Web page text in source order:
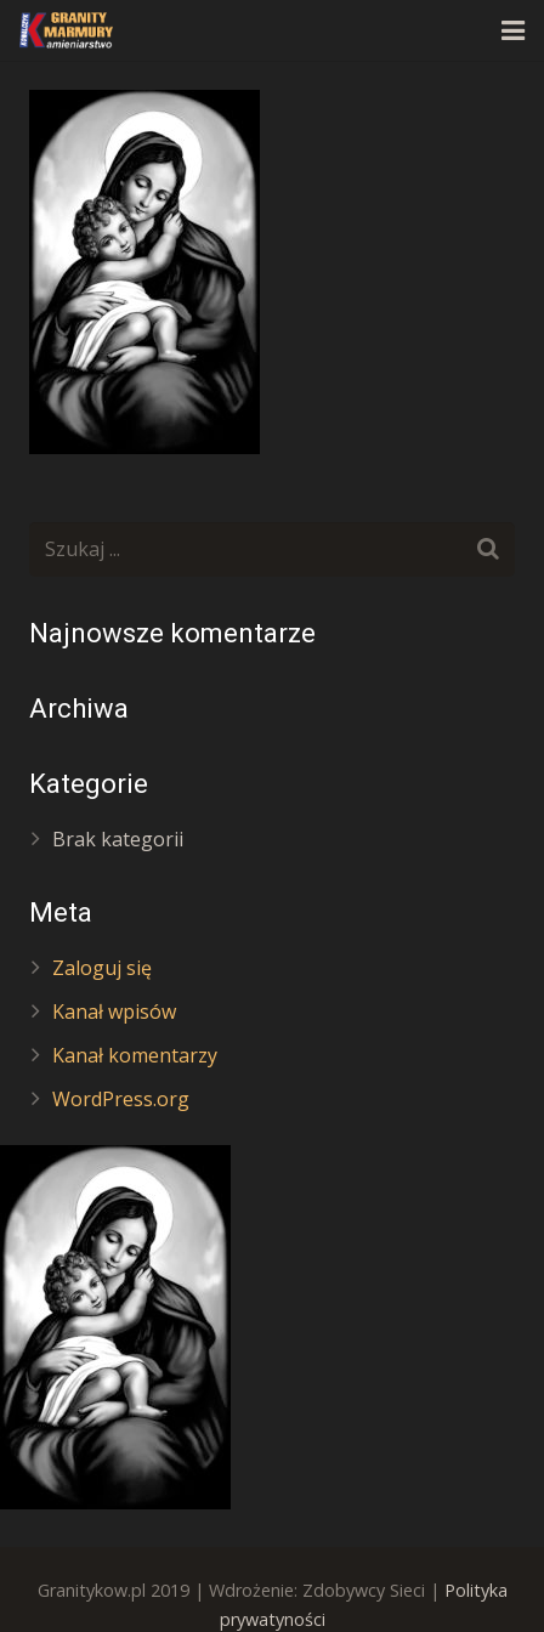
Strona główna
O firmie
Oferta
Realizacje
Kontakt
Najnowsze komentarze
Archiwa
Kategorie
Brak kategorii
Meta
Zaloguj się
Kanał wpisów
Kanał komentarzy
WordPress.org
Granitykow.pl 2019 | Wdrożenie: Zdobywcy Sieci | Polityka
prywatyności